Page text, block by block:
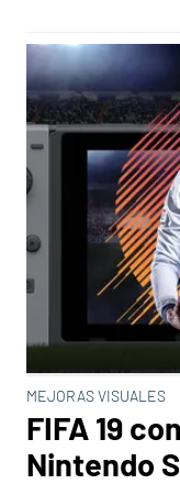
MEJORAS VISUALES
FIFA 19
Nintendo